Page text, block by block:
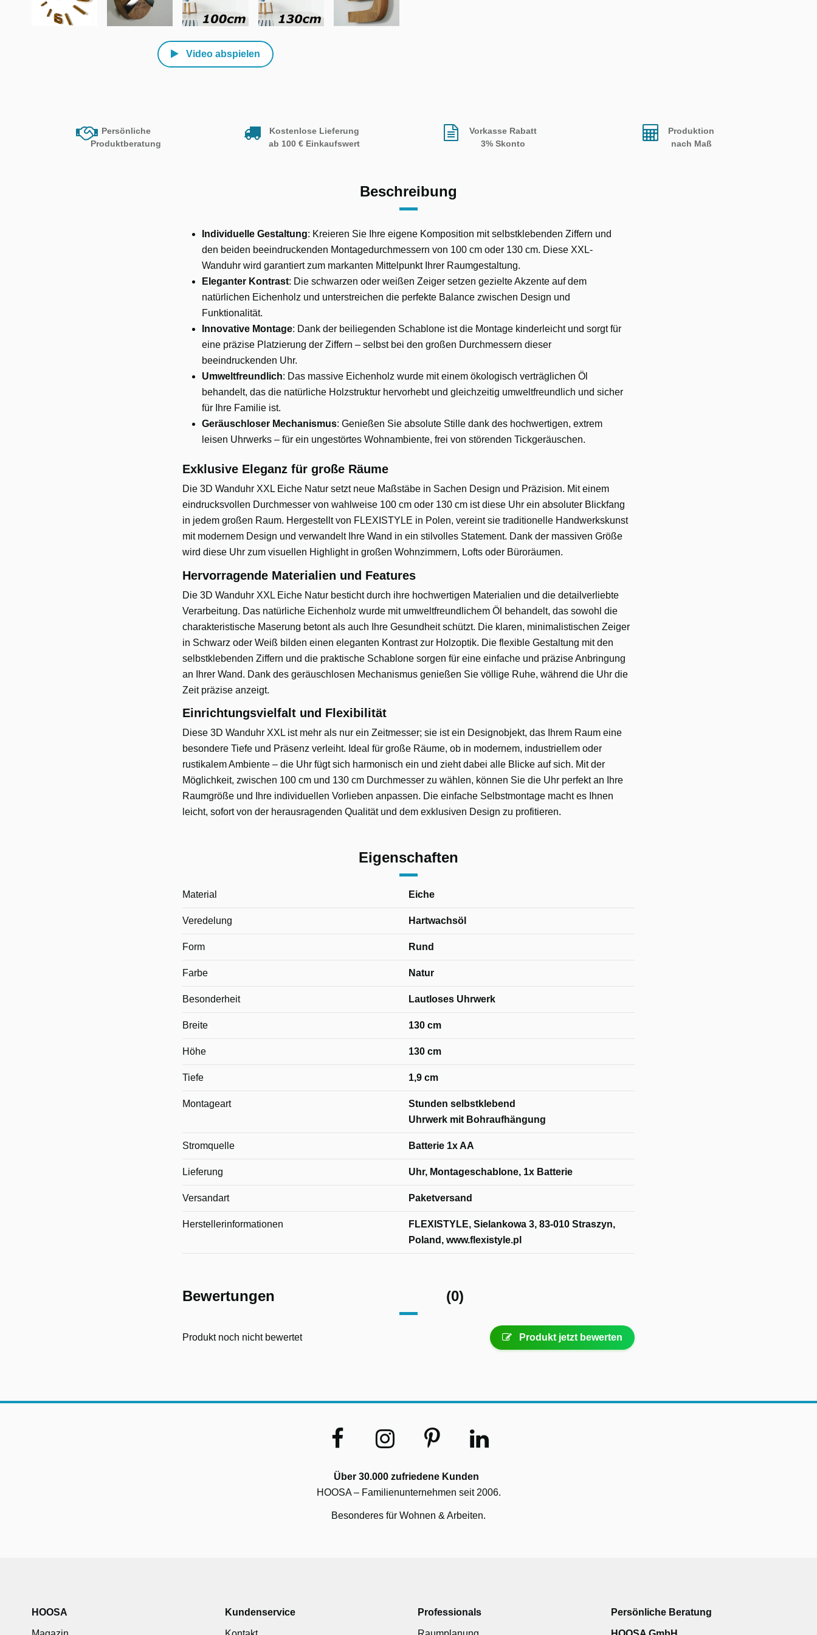
Video abspielen
Persönliche
Produktberatung
Kostenlose Lieferung
ab 100 € Einkaufswert
Vorkasse Rabatt
3% Skonto
Produktion
nach Maß
Beschreibung
Individuelle Gestaltung: Kreieren Sie Ihre eigene Komposition mit selbstklebenden Ziffern und
den beiden beeindruckenden Montagedurchmessern von 100 cm oder 130 cm. Diese XXL-
Wanduhr wird garantiert zum markanten Mittelpunkt Ihrer Raumgestaltung.
Eleganter Kontrast: Die schwarzen oder weißen Zeiger setzen gezielte Akzente auf dem
natürlichen Eichenholz und unterstreichen die perfekte Balance zwischen Design und
Funktionalität.
Innovative Montage: Dank der beiliegenden Schablone ist die Montage kinderleicht und sorgt für
eine präzise Platzierung der Ziffern – selbst bei den großen Durchmessern dieser
beeindruckenden Uhr.
Umweltfreundlich: Das massive Eichenholz wurde mit einem ökologisch verträglichen Öl
behandelt, das die natürliche Holzstruktur hervorhebt und gleichzeitig umweltfreundlich und sicher
für Ihre Familie ist.
Geräuschloser Mechanismus: Genießen Sie absolute Stille dank des hochwertigen, extrem
leisen Uhrwerks – für ein ungestörtes Wohnambiente, frei von störenden Tickgeräuschen.
Exklusive Eleganz für große Räume
Die 3D Wanduhr XXL Eiche Natur setzt neue Maßstäbe in Sachen Design und Präzision. Mit einem
eindrucksvollen Durchmesser von wahlweise 100 cm oder 130 cm ist diese Uhr ein absoluter Blickfang
in jedem großen Raum. Hergestellt von FLEXISTYLE in Polen, vereint sie traditionelle Handwerkskunst
mit modernem Design und verwandelt Ihre Wand in ein stilvolles Statement. Dank der massiven Größe
wird diese Uhr zum visuellen Highlight in großen Wohnzimmern, Lofts oder Büroräumen.
Hervorragende Materialien und Features
Die 3D Wanduhr XXL Eiche Natur besticht durch ihre hochwertigen Materialien und die detailverliebte
Verarbeitung. Das natürliche Eichenholz wurde mit umweltfreundlichem Öl behandelt, das sowohl die
charakteristische Maserung betont als auch Ihre Gesundheit schützt. Die klaren, minimalistischen Zeiger
in Schwarz oder Weiß bilden einen eleganten Kontrast zur Holzoptik. Die flexible Gestaltung mit den
selbstklebenden Ziffern und die praktische Schablone sorgen für eine einfache und präzise Anbringung
an Ihrer Wand. Dank des geräuschlosen Mechanismus genießen Sie völlige Ruhe, während die Uhr die
Zeit präzise anzeigt.
Einrichtungsvielfalt und Flexibilität
Diese 3D Wanduhr XXL ist mehr als nur ein Zeitmesser; sie ist ein Designobjekt, das Ihrem Raum eine
besondere Tiefe und Präsenz verleiht. Ideal für große Räume, ob in modernem, industriellem oder
rustikalem Ambiente – die Uhr fügt sich harmonisch ein und zieht dabei alle Blicke auf sich. Mit der
Möglichkeit, zwischen 100 cm und 130 cm Durchmesser zu wählen, können Sie die Uhr perfekt an Ihre
Raumgröße und Ihre individuellen Vorlieben anpassen. Die einfache Selbstmontage macht es Ihnen
leicht, sofort von der herausragenden Qualität und dem exklusiven Design zu profitieren.
Eigenschaften
Material Eiche
Veredelung Hartwachsöl
Form Rund
Farbe Natur
Besonderheit Lautloses Uhrwerk
Breite 130 cm
Höhe 130 cm
Tiefe 1,9 cm
Montageart
Stunden selbstklebend
Uhrwerk mit Bohraufhängung
Stromquelle Batterie 1x AA
Lieferung Uhr, Montageschablone, 1x Batterie
Versandart Paketversand
Herstellerinformationen
FLEXISTYLE, Sielankowa 3, 83-010 Straszyn,
Poland, www.flexistyle.pl
Bewertungen (0)
Produkt noch nicht bewertet Produkt jetzt bewerten
Über 30.000 zufriedene Kunden
HOOSA – Familienunternehmen seit 2006.
Besonderes für Wohnen & Arbeiten.
HOOSA Kundenservice Professionals Persönliche Beratung